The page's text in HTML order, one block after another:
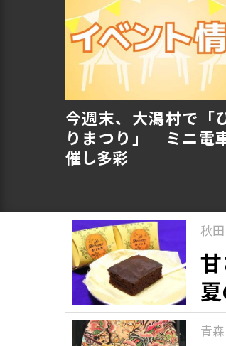
今週末、大潟村で「
りまつり」 ミニ電
催し多彩
秋田
青森